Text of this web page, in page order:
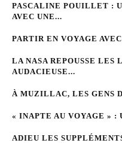
PASCALINE POUILLET :
AVEC UNE...
PARTIR EN VOYAGE
LA NASA REPOUSSE
AUDACIEUSE...
À MUZILLAC, LES GENS
« INAPTE AU VOYAGE » :
ADIEU LES